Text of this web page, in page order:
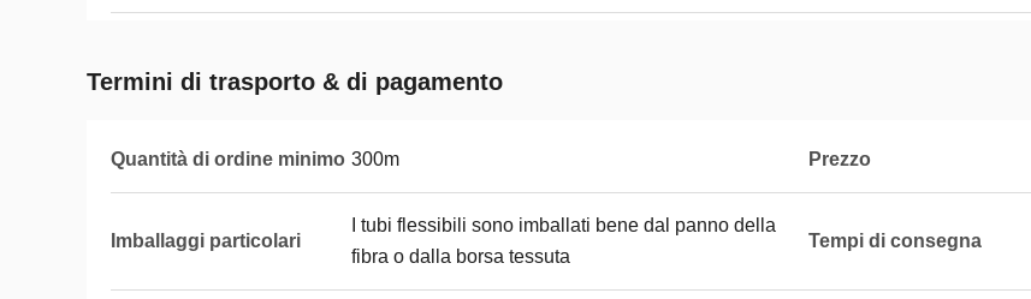
Termini di trasporto & di pagamento
Quantità di ordine minimo 300m Prezzo
Imballaggi particolari
I tubi flessibili sono imballati bene dal panno della
fibra o dalla borsa tessuta
Tempi di consegna